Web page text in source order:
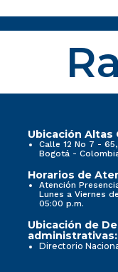
Ubicación Altas
Calle 12 No 7 -
Bogotá -
Horarios de
Atención
Lunes a Viernes
05:00 p.m.
Ubicación de
administrativas:
Directorio